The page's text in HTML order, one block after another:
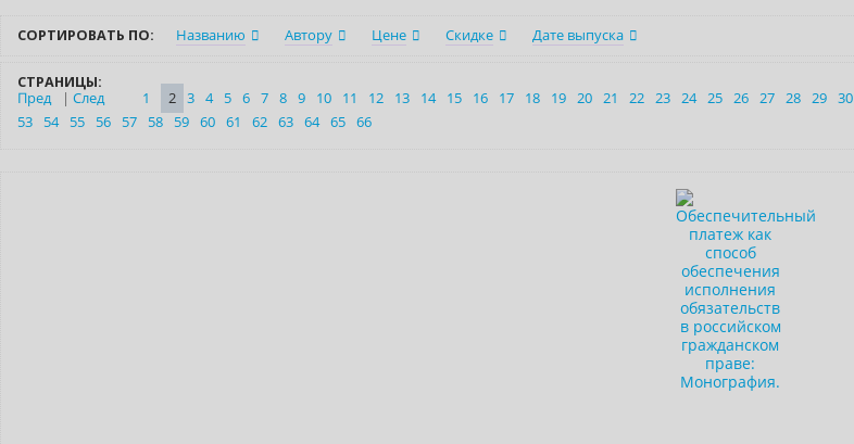
СОРТИРОВАТЬ ПО: Названию Автору Цене Скидке Дате выпуска
СТРАНИЦЫ:
Пред
| След 1 2 3 4 5 6 7 8 9 10 11 12 13 14 15 16 17 18 19 20 21 22 23 24 25 26 27 28 29 30
53
54 55 56 57 58 59 60 61 62 63 64 65 66